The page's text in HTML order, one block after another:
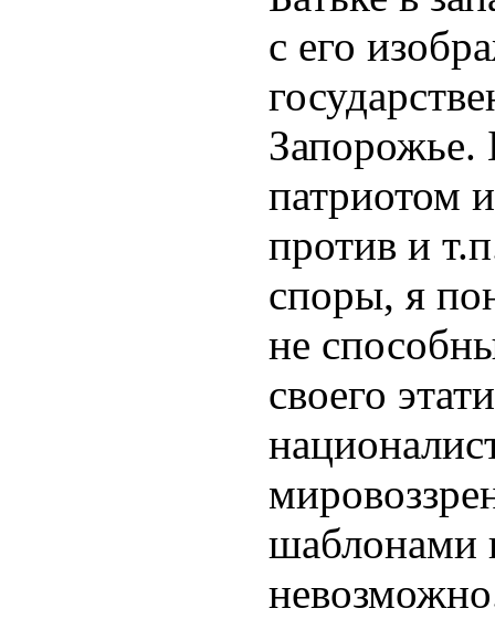
с его
патриотом
против и
споры, я
не
своего
шаблонами